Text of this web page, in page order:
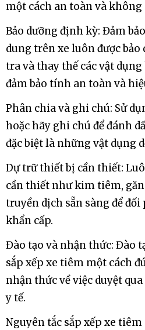
một cách an toàn và không
Bảo dưỡng định kỳ: Đảm
dung trên xe luôn được
tra và thay thế các vật
đảm bảo tính an toàn và
Phân chia và ghi chú: Sử
hoặc hãy ghi chú để đánh
đặc biệt là những vật dụng
Dự trữ thiết bị cần thiết:
cần thiết như kim tiêm,
truyền dịch sẵn sàng để
khẩn cấp.
Đào tạo và nhận thức: Đào
sắp xếp xe tiêm một cách
nhận thức về việc duyệt
y tế.
Nguyên tắc sắp xếp xe